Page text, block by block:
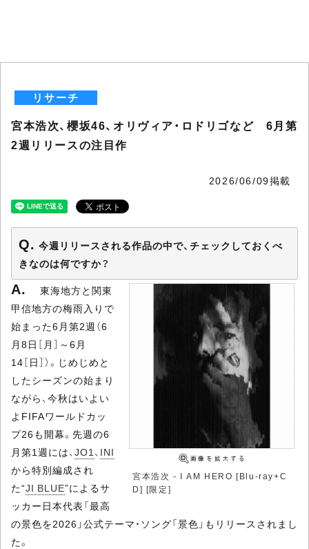
リサーチ
宮本浩次、櫻坂46、オリヴィア・ロドリゴなど 6月第
2週リリースの注目作
2026/06/09掲載
今週リリースされる作品の中で、チェックしておくべ
きなのは何ですか？
宮本浩次 - I AM HERO [Blu-ray+C
D] [限定]
東海地方と関東
甲信地方の梅雨入りで
始まった6月第2週（6
月8日［月］～6月
14［日］）。じめじめと
したシーズンの始まり
ながら、今秋はいよい
よFIFAワールドカッ
プ26も開幕。先週の6
月第1週には、JO1、 INI
から特別編成され
た“JI BLUE”によるサ
ッカー日本代表「最高
の景色を2026」公式テーマ・ソング「景色」もリリースされまし
た。